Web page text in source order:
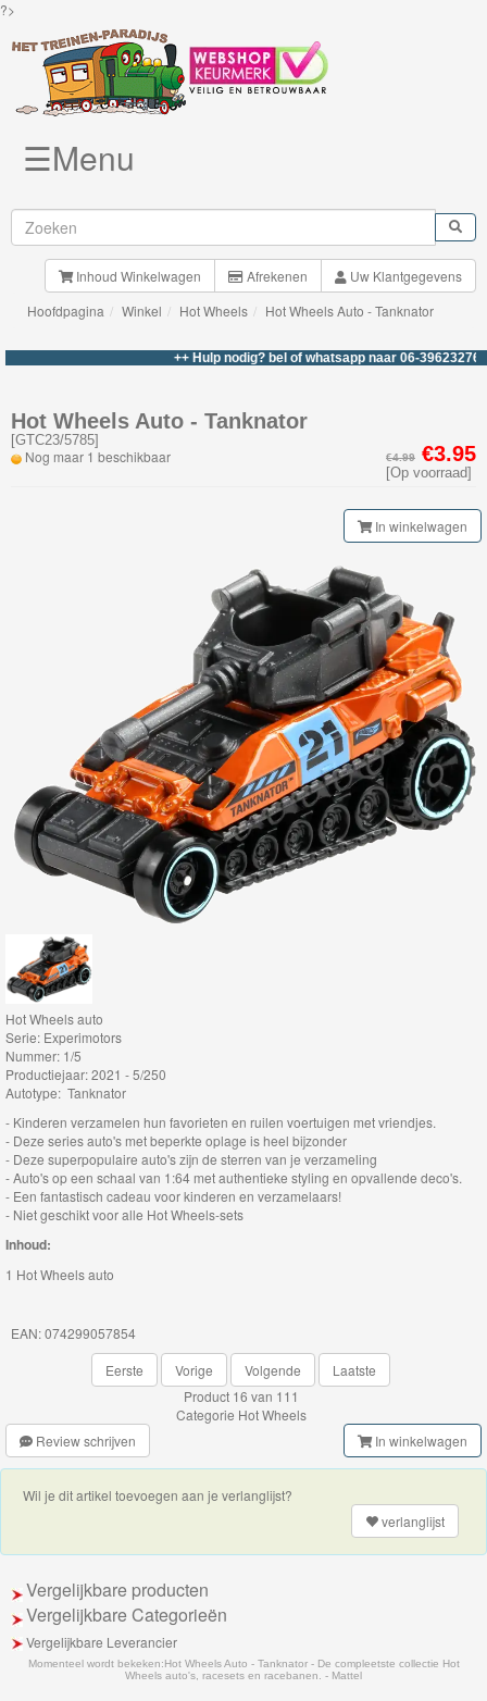
?>
Brio
Treinen
BigJigs
Rails
Road
Märklin
Thomas
Trackmaster
motorized
Thomas
Trackmaster
Push
Along
Thomas
de
trein
hout
Thomas
Adventures
Thomas
de
Accessoires
Thomas
Trein
Minis
Speelgoed
Thomas
Pre-
School
☰Menu
Inhoud Winkelwagen Afrekenen
Uw Klantgegevens
Hoofdpagina
Winkel Hot Wheels Hot Wheels Auto - Tanknator
++ Hulp nodig? bel of whatsapp naar 06-39623276 +++
€4.99 €3.95
[Op voorraad]
Hot Wheels Auto - Tanknator
[GTC23/5785]
Nog maar 1 beschikbaar
In winkelwagen
Hot Wheels auto
Serie: Experimotors
Nummer: 1/5
Productiejaar: 2021 - 5/250
Autotype: Tanknator
- Kinderen verzamelen hun favorieten en ruilen voertuigen met vriendjes.
- Deze series auto's met beperkte oplage is heel bijzonder
- Deze superpopulaire auto's zijn de sterren van je verzameling
- Auto's op een schaal van 1:64 met authentieke styling en opvallende deco's.
- Een fantastisch cadeau voor kinderen en verzamelaars!
- Niet geschikt voor alle Hot Wheels-sets
Inhoud:
1 Hot Wheels auto
EAN: 074299057854
Eerste
Vorige Volgende
Laatste
Product 16 van 111
Categorie Hot Wheels
Review schrijven
In winkelwagen
Wil je dit artikel toevoegen aan je verlanglijst?
verlanglijst
Vergelijkbare producten
Vergelijkbare Categorieën
Vergelijkbare Leverancier
Momenteel wordt bekeken: Hot Wheels Auto - Tanknator - De compleetste collectie Hot
Wheels auto's, racesets en racebanen. - Mattel